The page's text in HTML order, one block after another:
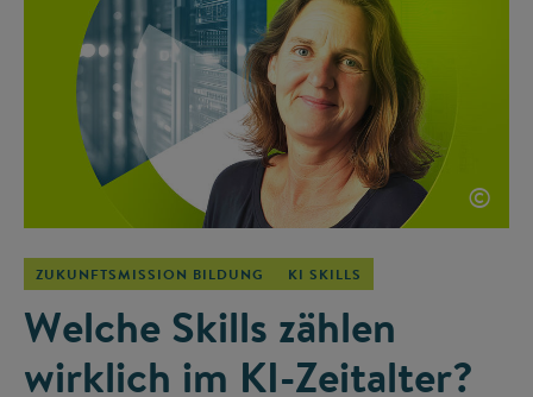
©
ZUKUNFTSMISSION BILDUNG KI SKILLS
Welche Skills zählen
wirklich im KI-Zeitalter?